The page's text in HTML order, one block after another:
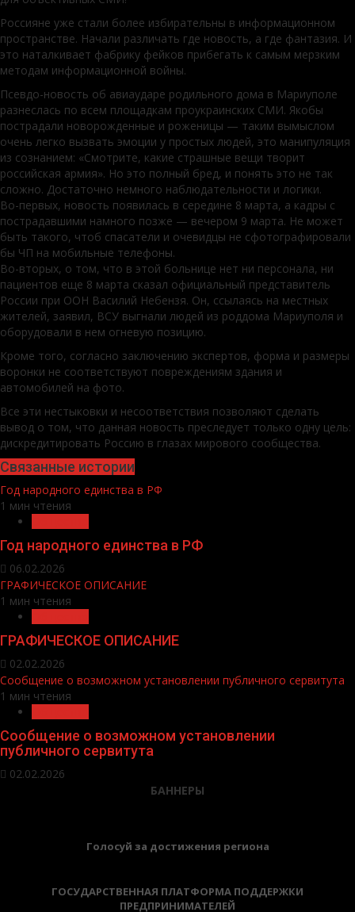
Россияне уже стали более избирательны в информационном
пространстве. Начали различать где новость, а где фантазия. И
это наталкивает фабрику фейков прибегать к самым мерзким
методам информационной войны.
Псевдо-новость об авиаударе родильного дома в Мариуполе
разнеслась по всем площадкам проукраинских СМИ. Якобы
пострадали новорожденные и роженицы — таким вымыслом
очень легко вызвать эмоции у простых людей, это манипуляция
из сознанием: «Смотрите, какие страшные вещи творит
российская армия». Но это полный бред, и понять это не так
сложно. Достаточно немного наблюдательности и логики.
Во-первых, новость появилась в середине 8 марта, а кадры с
пострадавшими намного позже — вечером 9 марта. Не может
быть такого, чтоб спасатели и очевидцы не сфотографировали
бы ЧП на мобильные телефоны.
Во-вторых, о том, что в этой больнице нет ни персонала, ни
пациентов еще 8 марта сказал официальный представитель
России при ООН Василий Небензя. Он, ссылаясь на местных
жителей, заявил, ВСУ выгнали людей из роддома Мариуполя и
оборудовали в нем огневую позицию.
Кроме того, согласно заключению экспертов, форма и размеры
воронки не соответствуют повреждениям здания и
автомобилей на фото.
Все эти нестыковки и несоответствия позволяют сделать
вывод о том, что данная новость преследует только одну цель:
дискредитировать Россию в глазах мирового сообщества.
Связанные истории
Год народного единства в РФ
1 мин чтения
Год народного единства в РФ
06.02.2026
ГРАФИЧЕСКОЕ ОПИСАНИЕ
1 мин чтения
ГРАФИЧЕСКОЕ ОПИСАНИЕ
02.02.2026
Сообщение о возможном установлении публичного сервитута
1 мин чтения
Сообщение о возможном установлении
публичного сервитута
02.02.2026
БАННЕРЫ
Голосуй за достижения региона
ГОСУДАРСТВЕННАЯ ПЛАТФОРМА ПОДДЕРЖКИ
ПРЕДПРИНИМАТЕЛЕЙ